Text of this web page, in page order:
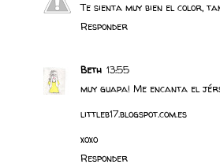
Te sienta muy bien el color,
Responder
Beth 13:55
muy guapa! Me encanta el
littleb17.blogspot.com.es
xoxo
Responder